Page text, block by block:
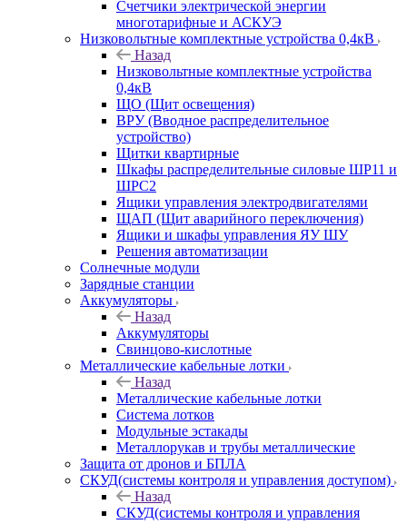
Счетчики электрической энергии
многотарифные и АСКУЭ
Низковольтные комплектные устройства 0,4кВ
Назад
Низковольтные комплектные устройства
0,4кВ
ЩО (Щит освещения)
ВРУ (Вводное распределительное
устройство)
Щитки квартирные
Шкафы распределительные силовые ШР11 и
ШРС2
Ящики управления электродвигателями
ЩАП (Щит аварийного переключения)
Ящики и шкафы управления ЯУ ШУ
Решения автоматизации
Солнечные модули
Зарядные станции
Аккумуляторы
Назад
Аккумуляторы
Свинцово-кислотные
Металлические кабельные лотки
Назад
Металлические кабельные лотки
Система лотков
Модульные эстакады
Металлорукав и трубы металлические
Защита от дронов и БПЛА
СКУД(системы контроля и управления доступом)
Назад
СКУД(системы контроля и управления